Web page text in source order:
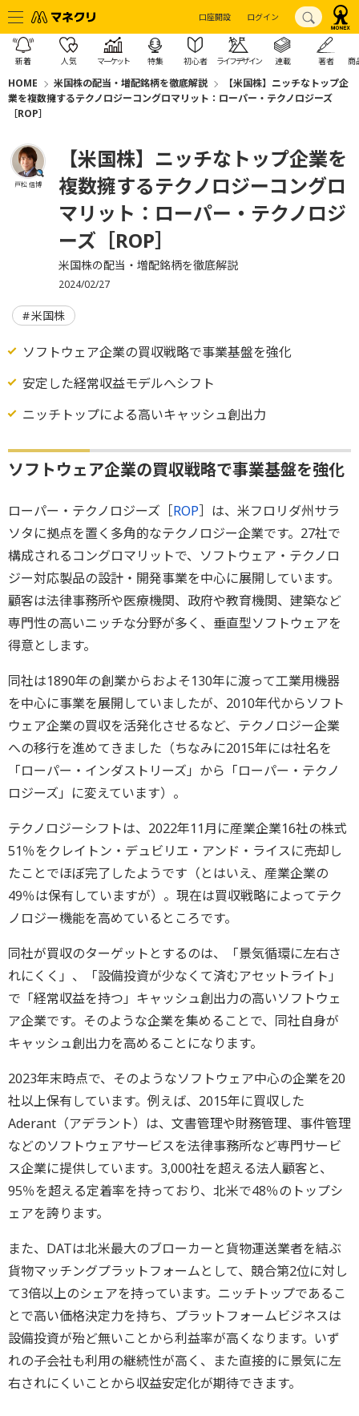
口座開設 ログイン
新着 人気 マーケット 特集 初心者 ライフデザイン 連載 著者 商
HOME 米国株の配当・増配銘柄を徹底解説
【米国株】ニッチなトップ企
業を複数擁するテクノロジーコングロマリット：ローパー・テクノロジーズ
［ROP］
戸松 信博
【米国株】ニッチなトップ企業を
複数擁するテクノロジーコングロ
マリット：ローパー・テクノロジ
ーズ［ROP］
米国株の配当・増配銘柄を徹底解説
2024/02/27
米国株
ソフトウェア企業の買収戦略で事業基盤を強化
安定した経常収益モデルへシフト
ニッチトップによる高いキャッシュ創出力
ソフトウェア企業の買収戦略で事業基盤を強化
ローパー・テクノロジーズ［ROP］は、米フロリダ州サラ
ソタに拠点を置く多角的なテクノロジー企業です。27社で
構成されるコングロマリットで、ソフトウェア・テクノロ
ジー対応製品の設計・開発事業を中心に展開しています。
顧客は法律事務所や医療機関、政府や教育機関、建築など
専門性の高いニッチな分野が多く、垂直型ソフトウェアを
得意とします。
同社は1890年の創業からおよそ130年に渡って工業用機器
を中心に事業を展開していましたが、2010年代からソフト
ウェア企業の買収を活発化させるなど、テクノロジー企業
への移行を進めてきました（ちなみに2015年には社名を
「ローパー・インダストリーズ」から「ローパー・テクノ
ロジーズ」に変えています）。
テクノロジーシフトは、2022年11月に産業企業16社の株式
51％をクレイトン・デュビリエ・アンド・ライスに売却し
たことでほぼ完了したようです（とはいえ、産業企業の
49％は保有していますが）。現在は買収戦略によってテク
ノロジー機能を高めているところです。
同社が買収のターゲットとするのは、「景気循環に左右さ
れにくく」、「設備投資が少なくて済むアセットライト」
で「経常収益を持つ」キャッシュ創出力の高いソフトウェ
ア企業です。そのような企業を集めることで、同社自身が
キャッシュ創出力を高めることになります。
2023年末時点で、そのようなソフトウェア中心の企業を20
社以上保有しています。例えば、2015年に買収した
Aderant（アデラント）は、文書管理や財務管理、事件管理
などのソフトウェアサービスを法律事務所など専門サービ
ス企業に提供しています。3,000社を超える法人顧客と、
95％を超える定着率を持っており、北米で48％のトップシ
ェアを誇ります。
また、DATは北米最大のブローカーと貨物運送業者を結ぶ
貨物マッチングプラットフォームとして、競合第2位に対し
て3倍以上のシェアを持っています。ニッチトップであるこ
とで高い価格決定力を持ち、プラットフォームビジネスは
設備投資が殆ど無いことから利益率が高くなります。いず
れの子会社も利用の継続性が高く、また直接的に景気に左
右されにくいことから収益安定化が期待できます。